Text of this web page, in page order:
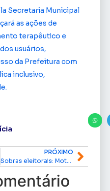
Secretaria Municipal
as ações de
terapêutico e
usuários,
da Prefeitura com
inclusivo,
PRÓXIMO
Sobras eleitorais: Motta recorre ao STF para manter entendimento de Lewandowski e evitar perda de mandatos de 7 deputados